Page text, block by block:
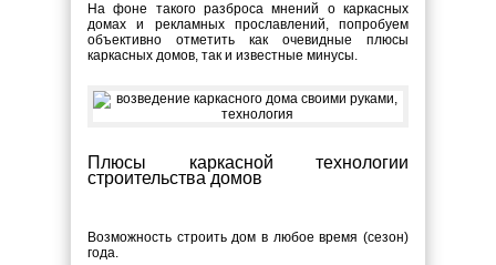
На фоне такого разброса мнений о каркасных
домах и рекламных прославлений, попробуем
объективно отметить как очевидные плюсы
каркасных домов, так и известные минусы.
Плюсы каркасной технологии
строительства домов
Возможность строить дом в любое время (сезон)
года.